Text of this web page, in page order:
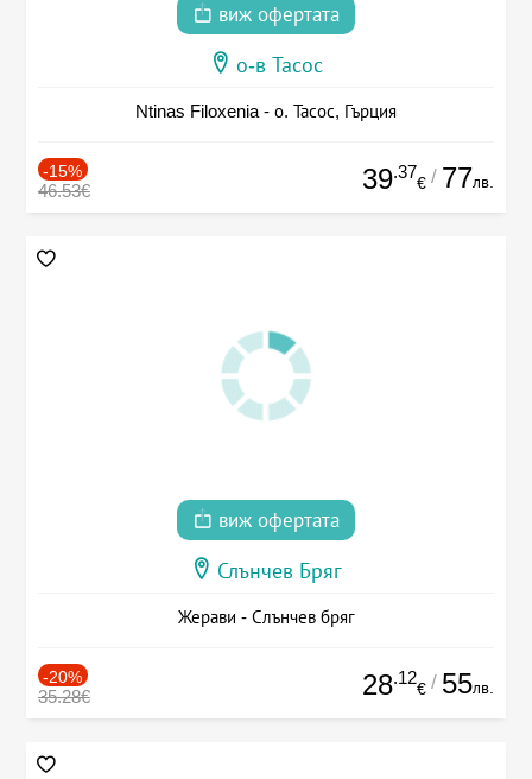
виж офертата
о-в Тасос
Ntinas Filoxenia - о. Тасос, Гърция
-15%
46.53€ 39.37
€ / 77лв.
виж офертата
Слънчев Бряг
Жерави - Слънчев бряг
-20%
35.28€ 28.12
€ / 55лв.